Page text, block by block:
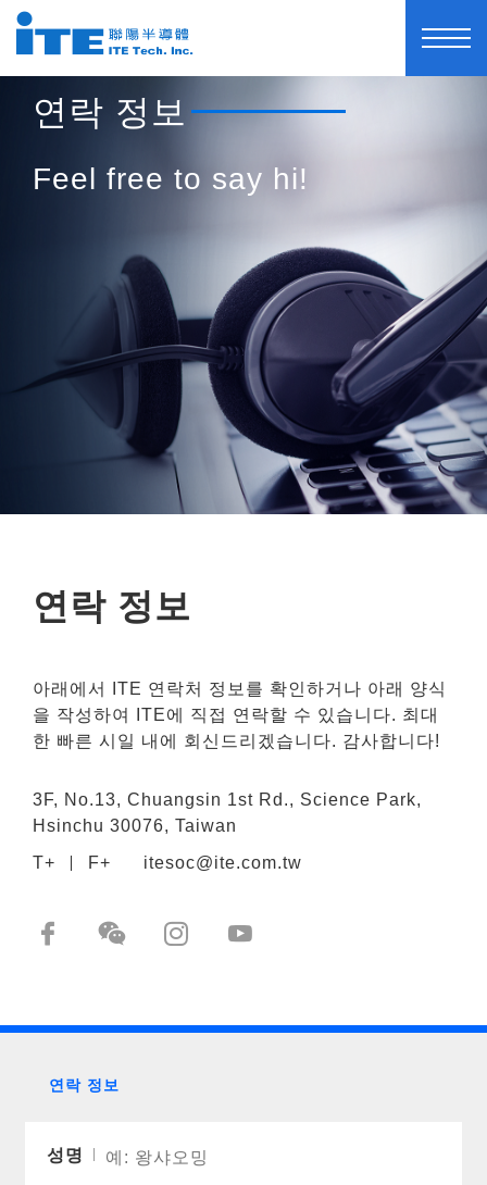
연락 정보
Feel free to say hi!
연락 정보
아래에서 ITE 연락처 정보를 확인하거나 아래 양식
을 작성하여 ITE에 직접 연락할 수 있습니다. 최대
한 빠른 시일 내에 회신드리겠습니다. 감사합니다!
3F, No.13, Chuangsin 1st Rd., Science Park,
Hsinchu 30076, Taiwan
T+
F+ itesoc@ite.com.tw
연락 정보
성명